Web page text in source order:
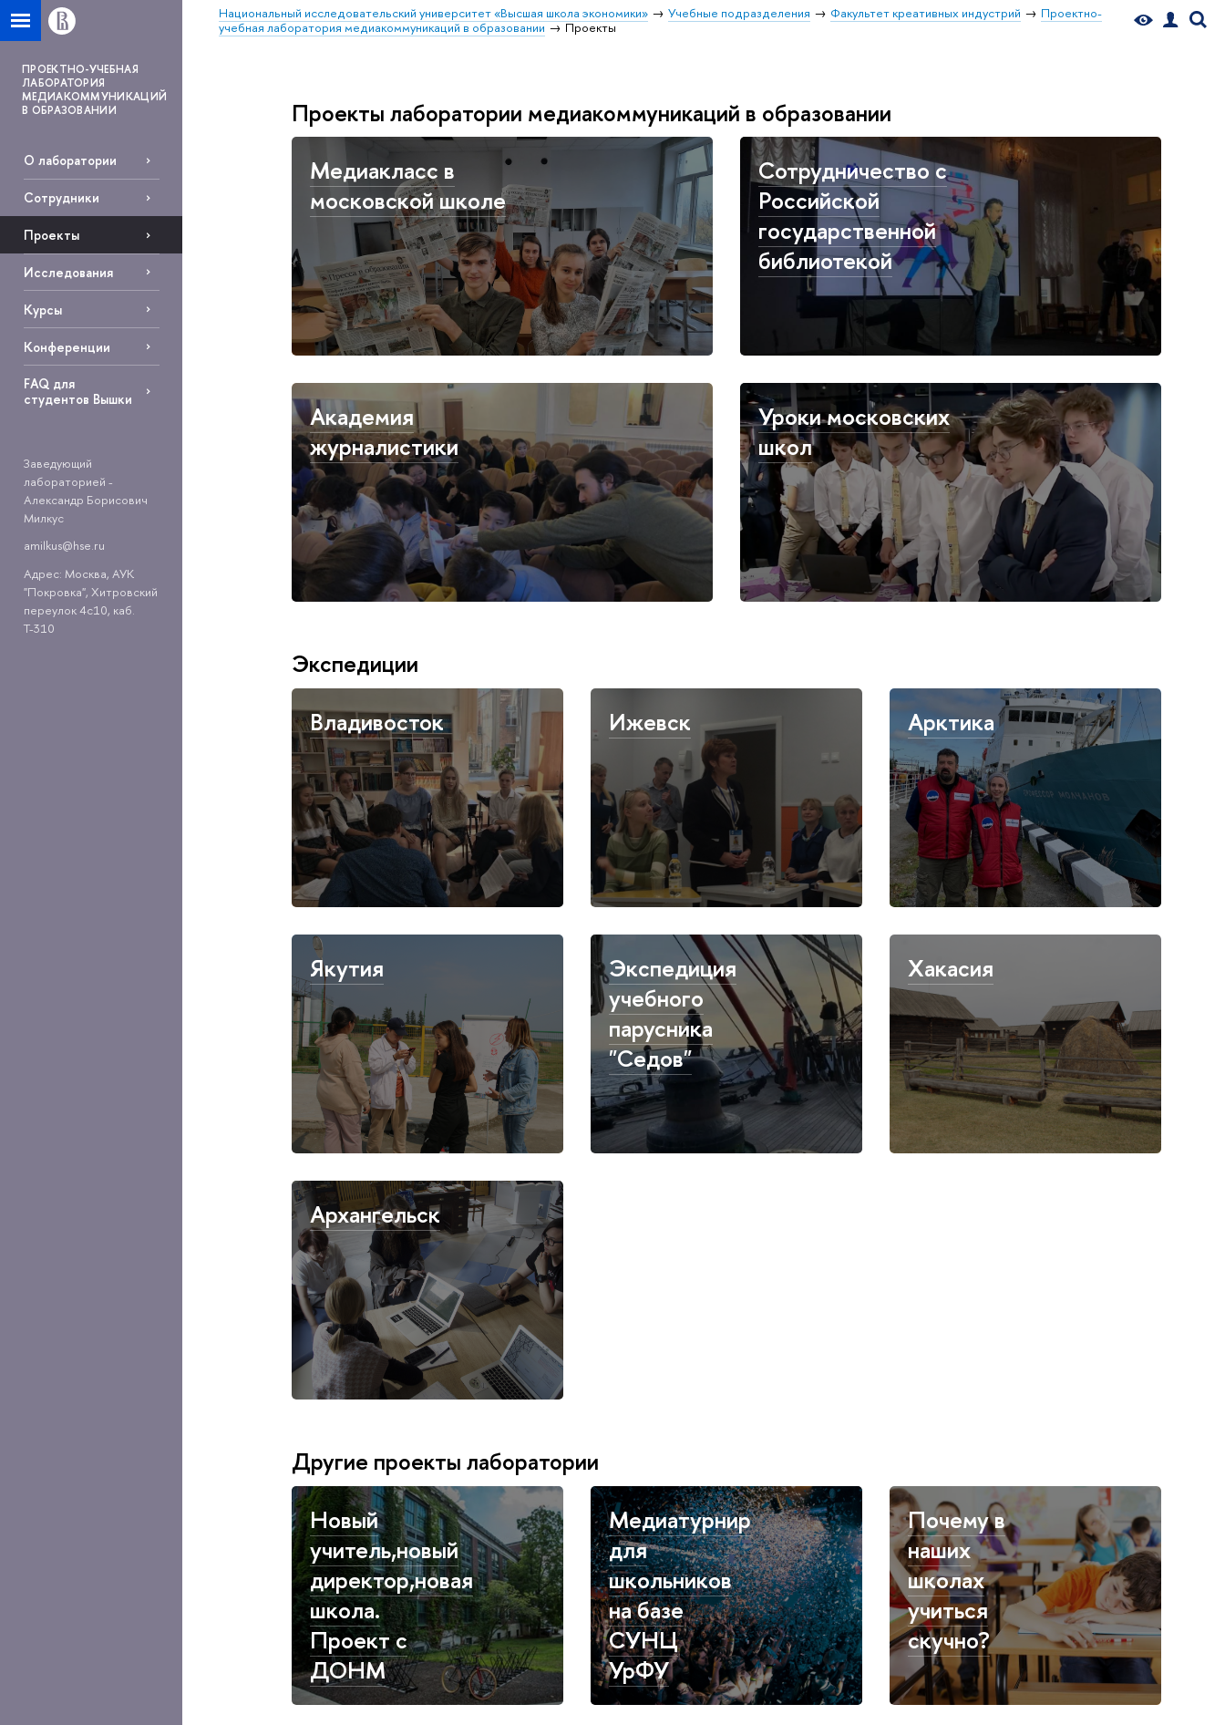
Национальный исследовательский университет «Высшая школа экономики» Учебные подразделения Факультет креативных индустрий
Проектно-
учебная лаборатория медиакоммуникаций в образовании
Проекты
ПРОЕКТНО-УЧЕБНАЯ
ЛАБОРАТОРИЯ
МЕДИАКОММУНИКАЦИЙ
В ОБРАЗОВАНИИ
О лаборатории
Сотрудники
Проекты
Исследования
Курсы
Конференции
FAQ для
студентов Вышки
Заведующий
лабораторией -
Александр Борисович
Милкус
amilkus@hse.ru
Адрес: Москва, АУК
"Покровка", Хитровский
переулок 4с10, каб.
Т-310
Проекты лаборатории медиакоммуникаций в образовании
Медиакласс в
московской школе
Сотрудничество с
Российской
государственной
библиотекой
Академия
журналистики
Уроки московских
школ
Экспедиции
Владивосток Ижевск Арктика
Якутия
Экспедиция
учебного
парусника
"Седов"
Хакасия
Архангельск
Другие проекты лаборатории
Новый
учитель,новый
директор,новая
школа.
Проект с
ДОНМ
Медиатурнир
для
школьников
на базе
СУНЦ
УрФУ
Почему в
наших
школах
учиться
скучно?